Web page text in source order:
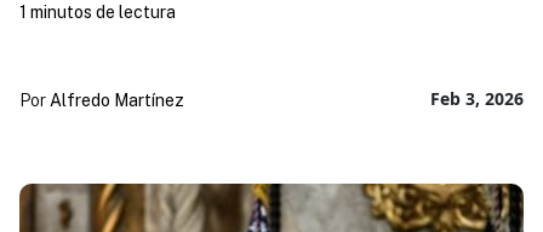
Feb 3, 2026
Por Alfredo Martínez
1 minutos de lectura